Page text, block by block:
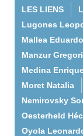
LES LIENS
Lugones
Mallea Eduardo
Manzur
Medina
Moret Natalia
Nemirovsky
Oesterheld
Oyola